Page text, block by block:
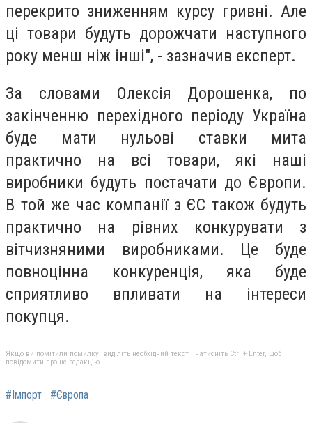
перекрито зниженням курсу гривні. Але
ці товари будуть дорожчати наступного
року менш ніж інші", - зазначив експерт.
За словами Олексія Дорошенка, по
закінченню перехідного періоду Україна
буде мати нульові ставки мита
практично на всі товари, які наші
виробники будуть постачати до Європи.
В той же час компанії з ЄС також будуть
практично на рівних конкурувати з
вітчизняними виробниками. Це буде
повноцінна конкуренція, яка буде
сприятливо впливати на інтереси
покупця.
Якщо ви помітили помилку, виділіть необхідний текст і натисніть Ctrl + Enter, щоб
повідомити про це редакцію
#Імпорт #Європа